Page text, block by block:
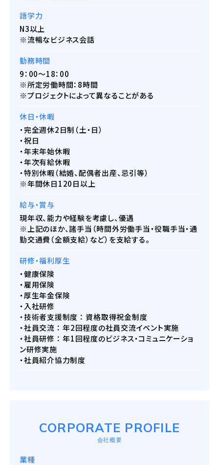
語学力
N3以上
※流暢なビジネス会話
勤務時間
9：00〜18：00
※所定労働時間：8時間
※プロジェクトによって異なることがある
休日・休暇
・完全週休2日制（土・日）
・祝日
・年末年始休暇
・年次有給休暇
・特別休暇（結婚、配偶者出産、忌引等）
※年間休日120日以上
給与・賞与
現年収、能力や経験を考慮し、優遇
※上記のほか、諸手当（時間外労働手当・役職手当・通
勤交通費（全額支給）など）を支給する。
研修・福利厚生
・健康保険
・雇用保険
・厚生年金保険
・入社研修
・技術者支援制度 ： 資格取得祝金制度
・社員交流 ： 年2回程度の社員交流イベント実施
・社員研修 ： 年1回程度のビジネス・コミュニケーショ
ン研修実施
・社員紹介協力制度
CORPORATE PROFILE
会社概要
業種